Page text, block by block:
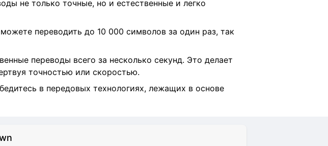
не только точные, но и естественные и легко
переводить до 10 000 символов за один раз, так
переводы всего за несколько секунд. Это делает
точностью или скоростью.
в передовых технологиях, лежащих в основе